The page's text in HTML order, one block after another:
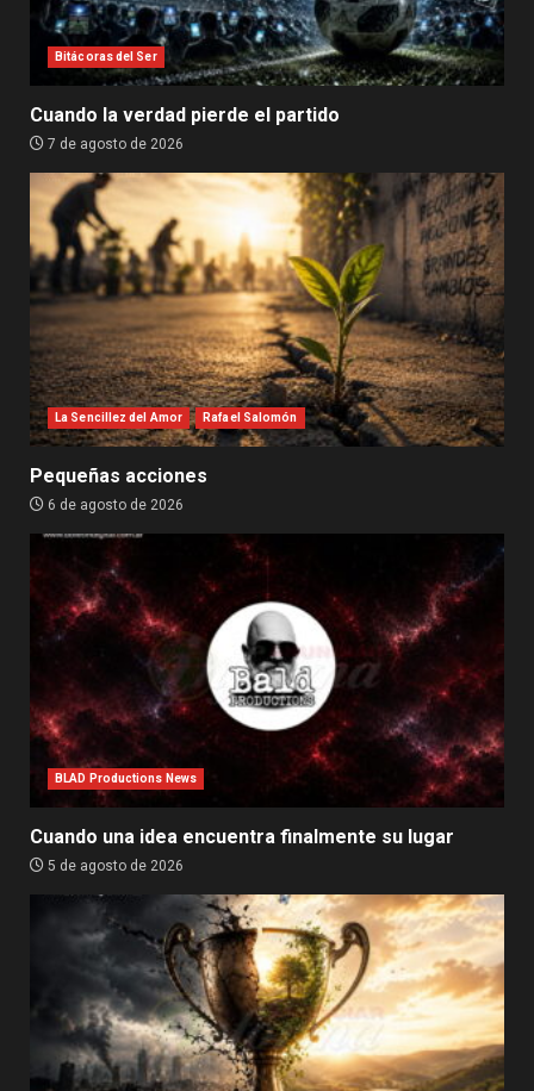
Bitácoras del Ser
Cuando la verdad pierde el partido
7 de agosto de 2026
La Sencillez del Amor Rafael Salomón
Pequeñas acciones
6 de agosto de 2026
BLAD Productions News
Cuando una idea encuentra finalmente su lugar
5 de agosto de 2026